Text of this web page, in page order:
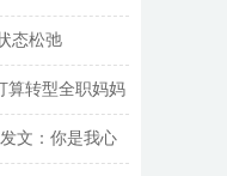
态松弛
算转型全职妈妈
文：你是我心